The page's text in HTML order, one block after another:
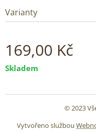
Varianty
169,00 Kč
Skladem
© 2023
Vytvořeno službou